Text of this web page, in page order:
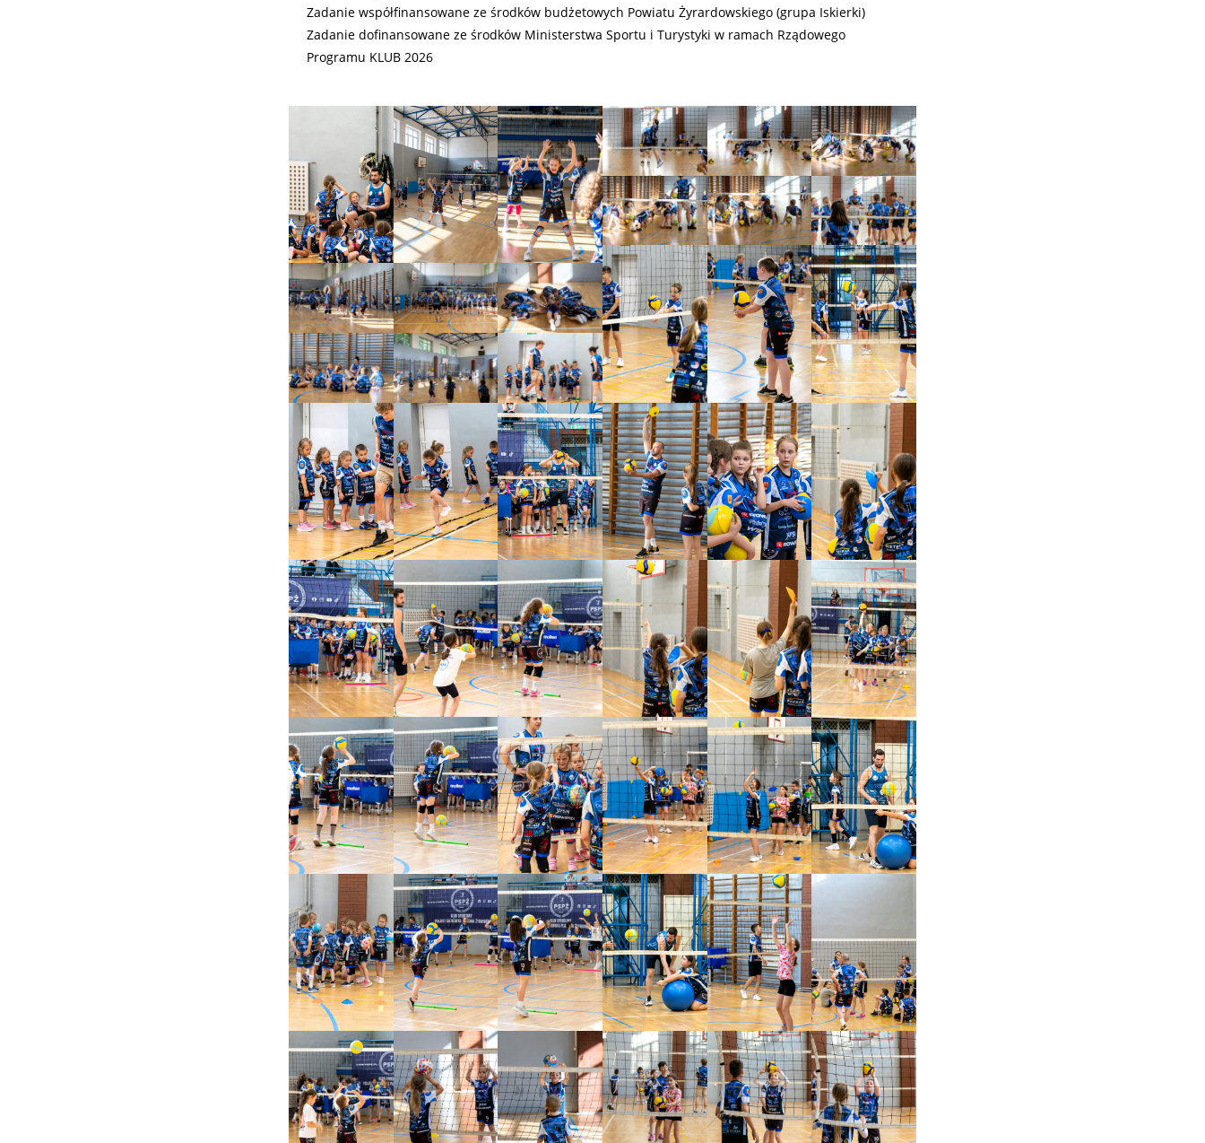
Zadanie współfinansowane ze środków budżetowych Powiatu Żyrardowskiego (grupa Iskierki)
Zadanie dofinansowane ze środków Ministerstwa Sportu i Turystyki w ramach Rządowego
Programu KLUB 2026